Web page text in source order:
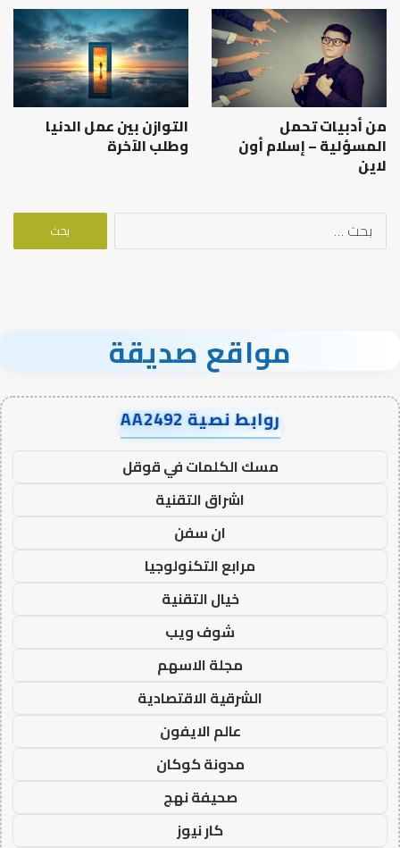
من أدبيات تحمل
المسؤلية – إسلام أون
لاين
التوازن بين عمل الدنيا
وطلب الآخرة
البحث
مواقع صديقة
روابط نصية AA2492
مسك الكلمات في قوقل
اشراق التقنية
ان سفن
مرابع التكنولوجيا
خيال التقنية
شوف ويب
مجلة الاسهم
الشرقية الاقتصادية
عالم الايفون
مدونة كوكان
صحيفة نهج
كار نيوز